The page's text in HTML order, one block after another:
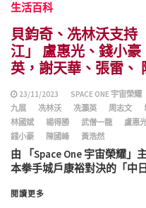
生活百科
貝鈞奇、冼林沃支持
江」 盧惠光、錢小
英，謝天華、張雷、
23/11/2023 SPACE ONE 宇宙榮耀
九展
冼林沃 冼灝英 周志文
林國斌
楊得勝 武僧一龍 盧惠
錢小豪
陳國峰 黃浩然
由 「Space One 宇宙榮耀」
本拳手城戶康裕對決的「中
閱讀更多